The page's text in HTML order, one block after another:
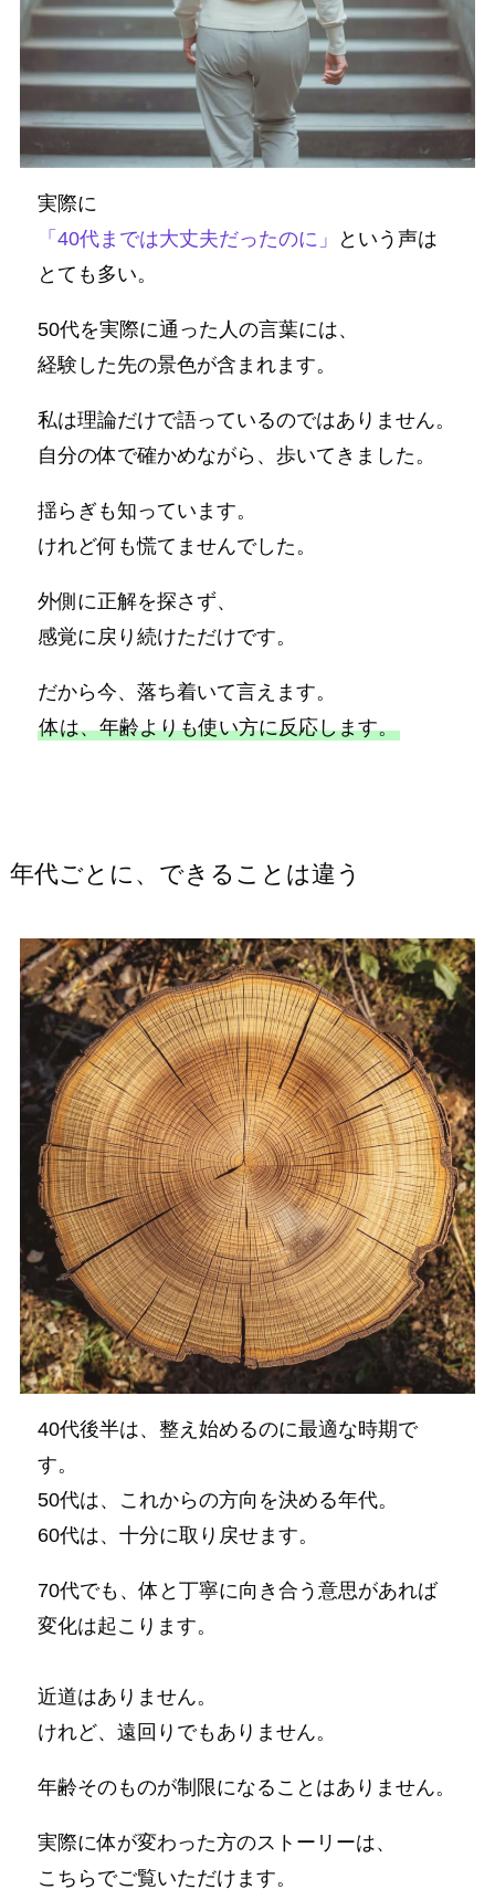
実際に
「40代までは大丈夫だったのに」
という声は
とても多い。
50代を実際に通った人の言葉には、
経験した先の景色が含まれます。
私は理論だけで語っているのではありません。
自分の体で確かめながら、歩いてきました。
揺らぎも知っています。
けれど何も慌てませんでした。
外側に正解を探さず、
感覚に戻り続けただけです。
だから今、落ち着いて言えます。
体は、年齢よりも使い方に反応します。
年代ごとに、できることは違う
40代後半は、整え始めるのに最適な時期で
す。
50代は、これからの方向を決める年代。
60代は、十分に取り戻せます。
70代でも、体と丁寧に向き合う意思があれば
変化は起こります。
近道はありません。
けれど、遠回りでもありません。
年齢そのものが制限になることはありません。
実際に体が変わった方のストーリーは、
こちらでご覧いただけます。